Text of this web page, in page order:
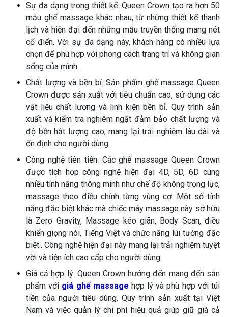
Sự đa dạng trong thiết kế: Queen Crown tạo ra hơn 50
mẫu ghế massage khác nhau, từ những thiết kế thanh
lịch và hiện đại đến những mẫu truyền thống mang nét
cổ điển. Với sự đa dạng này, khách hàng có nhiều lựa
chọn để phù hợp với phong cách trang trí và không gian
sống của mình.
Chất lượng và bền bỉ: Sản phẩm ghế massage Queen
Crown được sản xuất với tiêu chuẩn cao, sử dụng các
vật liệu chất lượng và linh kiện bền bỉ. Quy trình sản
xuất và kiểm tra nghiêm ngặt đảm bảo chất lượng và
độ bền hất lượng cao, mang lại trải nghiệm lâu dài và
ổn định cho người dùng.
Công nghệ tiên tiến: Các ghế massage Queen Crown
được tích hợp công nghệ hiện đại 4D, 5D, 6D cùng
nhiều tính năng thông minh như chế độ không trọng lực,
massage theo điều chỉnh từng vùng cơ. Một số tính
năng đặc biệt khác mà chiếc máy massage này sở hữu
là Zero Gravity, Massage kéo giãn, Body Scan, điều
khiển giọng nói, Tiếng Việt và chức năng lùi tường đặc
biệt.. Công nghệ hiện đại này mang lại trải nghiệm tuyệt
vời và tiện ích cao cấp cho người dùng.
Giá cả hợp lý: Queen Crown hướng đến mang đến sản
phẩm với giá ghế massage hợp lý và phù hợp với túi
tiền của người tiêu dùng. Quy trình sản xuất tại Việt
Nam và việc quản lý chi phí hiệu quả giúp giữ giá cả